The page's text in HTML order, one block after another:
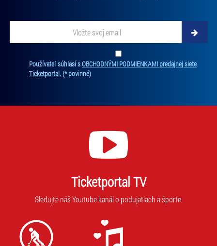
Zadajte svoju e-mailovú adresu, na ktorú vám budeme zasielať
Používateľ súhlasí sOBCHODNÝMI PODMIENKAMI predajnej siete
Ticketportal.(* povinné)
Ticketportal TV
Sledujte náš Youtube kanál o podujatiach a športe.